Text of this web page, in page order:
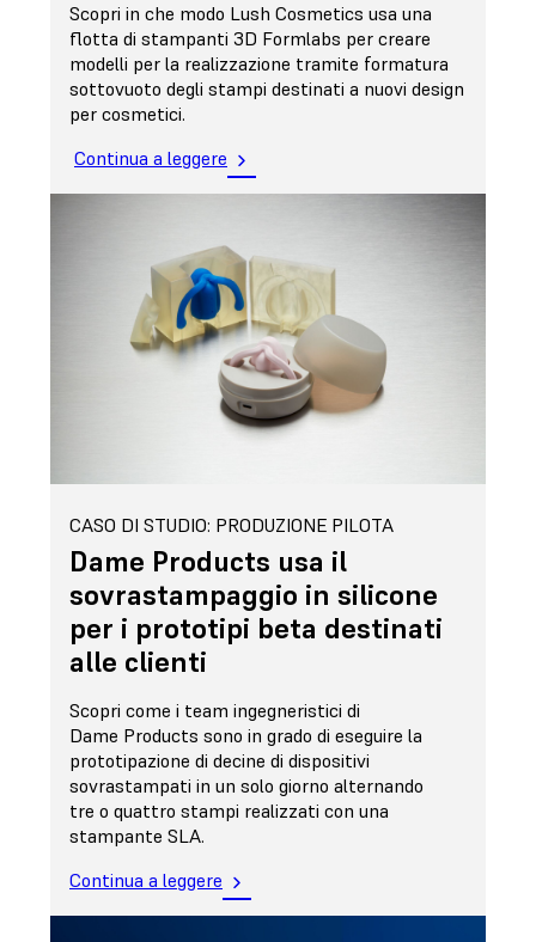
Scopri in che modo Lush Cosmetics usa una
flotta di stampanti 3D Formlabs per creare
modelli per la realizzazione tramite formatura
sottovuoto degli stampi destinati a nuovi design
per cosmetici.
Continua a leggere
CASO DI STUDIO: PRODUZIONE PILOTA
Dame Products usa il
sovrastampaggio in silicone
per i prototipi beta destinati
alle clienti
Scopri come i team ingegneristici di
Dame Products sono in grado di eseguire la
prototipazione di decine di dispositivi
sovrastampati in un solo giorno alternando
tre o quattro stampi realizzati con una
stampante SLA.
Continua a leggere